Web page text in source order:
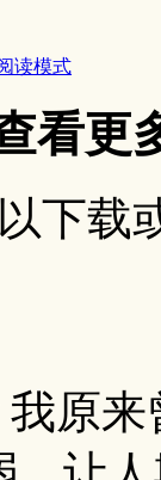
读模式
看更
下载
来